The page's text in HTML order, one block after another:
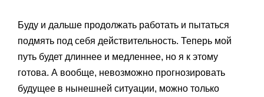
Буду и дальше продолжать работать и пытаться
подмять под себя действительность. Теперь мой
путь будет длиннее и медленнее, но я к этому
готова. А вообще, невозможно прогнозировать
будущее в нынешней ситуации, можно только